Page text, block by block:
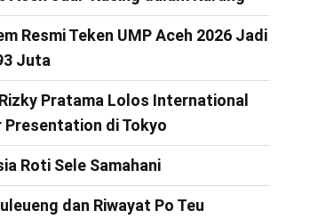
Resmi Teken UMP Aceh 2026 Jadi
Juta
Pratama Lolos International
Presentation di Tokyo
Roti Sele Samahani
dan Riwayat Po Teu